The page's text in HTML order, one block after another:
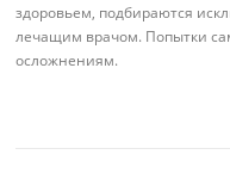
здоровьем, подбираются
лечащим врачом. Попытки
осложнениям.